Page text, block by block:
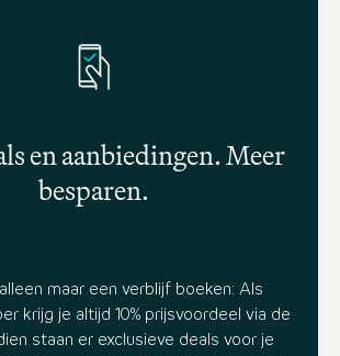
en aanbiedingen. Meer
besparen.
maar een verblijf boeken: Als
krijg je altijd 10% prijsvoordeel via de
staan er exclusieve deals voor je